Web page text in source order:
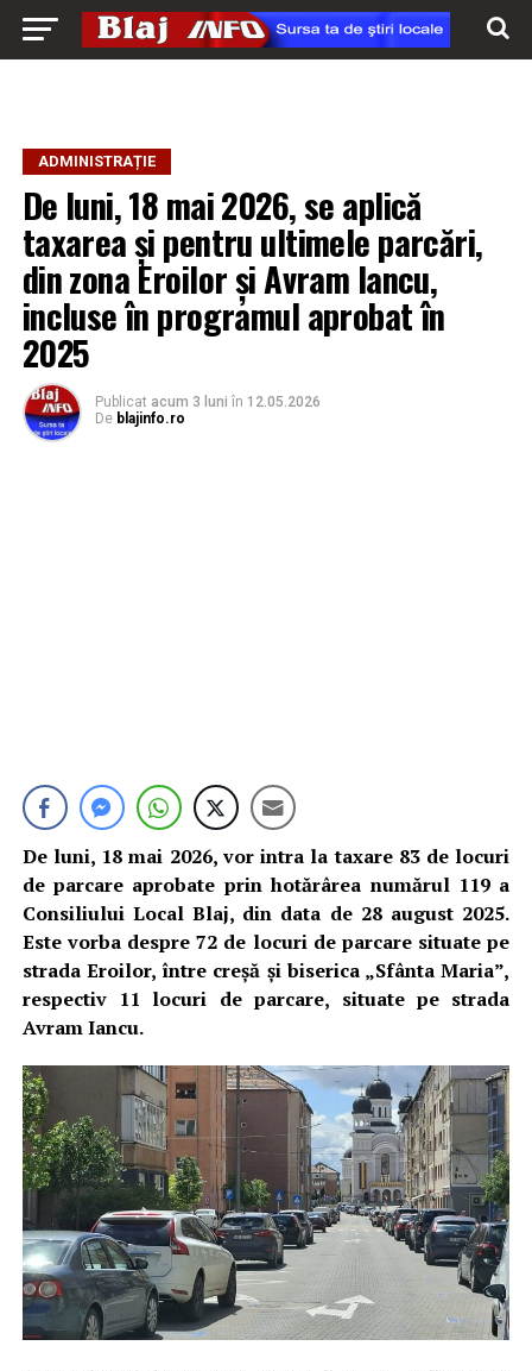
ADMINISTRAȚIE
De luni, 18 mai 2026, se aplică
taxarea și pentru ultimele parcări,
din zona Eroilor și Avram Iancu,
incluse în programul aprobat în
2025
Publicat acum 3 luni în 12.05.2026
De blajinfo.ro
De luni, 18 mai 2026, vor intra la taxare 83 de locuri
de parcare aprobate prin hotărârea numărul 119 a
Consiliului Local Blaj, din data de 28 august 2025.
Este vorba despre 72 de locuri de parcare situate pe
strada Eroilor, între creșă și biserica „Sfânta Maria”,
respectiv 11 locuri de parcare, situate pe strada
Avram Iancu.